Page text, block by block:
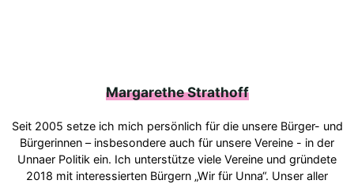
Margarethe Strathoff
Seit 2005 setze ich mich persönlich für die unsere Bürger- und
Bürgerinnen – insbesondere auch für unsere Vereine - in der
Unnaer Politik ein. Ich unterstütze viele Vereine und gründete
2018 mit interessierten Bürgern „Wir für Unna“. Unser aller